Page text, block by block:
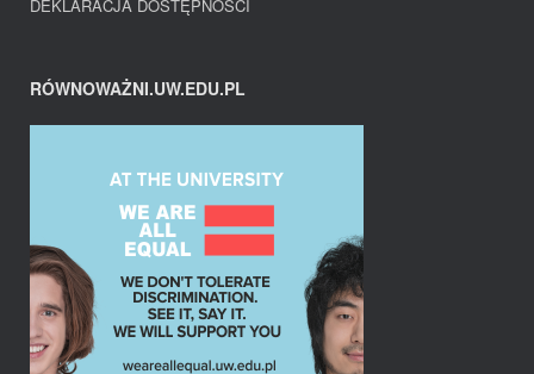
DEKLARACJA DOSTĘPNOŚCI
RÓWNOWAŻNI.UW.EDU.PL